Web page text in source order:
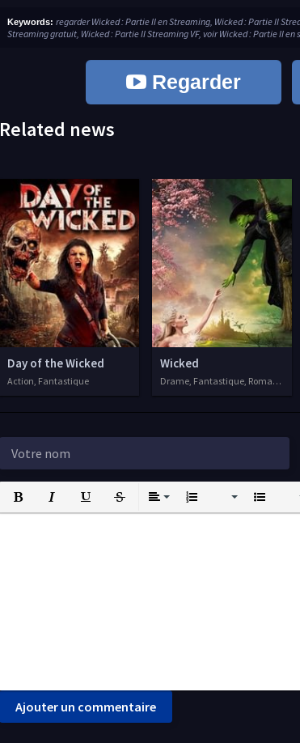
Keywords: regarder Wicked : Partie II en Streaming, Wicked : Partie II
Streaming gratuit, Wicked : Partie II Streaming VF, voir Wicked : Partie II
Regarder
Related news
Day of the Wicked
Action, Fantastique
Wicked
Drame, Fantastique, Romance
Bold Italic UnderlineStrikethrough
AlignOrdered List
Ajouter un commentaire